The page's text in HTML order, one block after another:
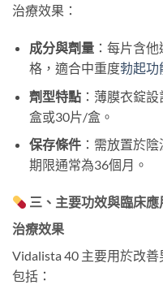
治療效果：
成分與劑量：每片含他
格，適合中重度勃起功
劑型特點：薄膜衣錠
盒或30片/盒。
保存條件：需放置於陰
期限通常為36個月。
三、主要功效與臨床應
治療效果
Vidalista 40 主要用於改
包括：